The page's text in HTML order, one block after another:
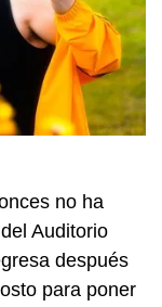
no ha
Auditorio
después
para poner